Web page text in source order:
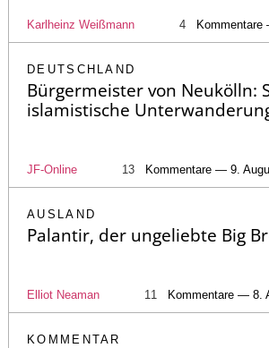
Karlheinz Weißmann 4
DEUTSCHLAND
Bürgermeister von Neukölln:
islamistische
JF-Online 13 Kommentare — 9.
AUSLAND
Palantir, der ungeliebte Big
Elliot Neaman 11 Kommentare — 8.
KOMMENTAR